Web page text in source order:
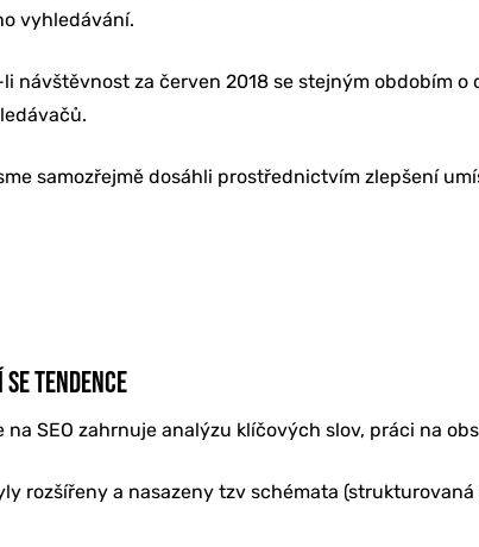
O NÁS
KONTAKTY
vyhledávání.
návštěvnost za červen 2018 se stejným obdobím
samozřejmě dosáhli prostřednictvím zlepšení
TENDENCE
na SEO zahrnuje analýzu klíčových slov, práci na
rozšířeny a nasazeny tzv schémata